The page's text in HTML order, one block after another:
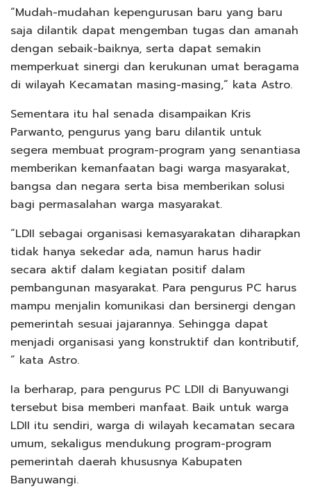
“Mudah-mudahan kepengurusan baru yang baru
saja dilantik dapat mengemban tugas dan amanah
dengan sebaik-baiknya, serta dapat semakin
memperkuat sinergi dan kerukunan umat beragama
di wilayah Kecamatan masing-masing,” kata Astro.
Sementara itu hal senada disampaikan Kris
Parwanto, pengurus yang baru dilantik untuk
segera membuat program-program yang senantiasa
memberikan kemanfaatan bagi warga masyarakat,
bangsa dan negara serta bisa memberikan solusi
bagi permasalahan warga masyarakat.
“LDII sebagai organisasi kemasyarakatan diharapkan
tidak hanya sekedar ada, namun harus hadir
secara aktif dalam kegiatan positif dalam
pembangunan masyarakat. Para pengurus PC harus
mampu menjalin komunikasi dan bersinergi dengan
pemerintah sesuai jajarannya. Sehingga dapat
menjadi organisasi yang konstruktif dan kontributif,
” kata Astro.
Ia berharap, para pengurus PC LDII di Banyuwangi
tersebut bisa memberi manfaat. Baik untuk warga
LDII itu sendiri, warga di wilayah kecamatan secara
umum, sekaligus mendukung program-program
pemerintah daerah khususnya Kabupaten
Banyuwangi.